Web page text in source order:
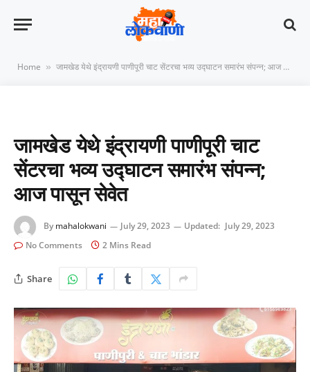
Home » जामखेड येथे इंद्रायणी पाणीपूरी चाट सेंटरचा भव्य उद्घाटन समारंभ संपन्न; आज पासून सेवेत
जामखेड येथे इंद्रायणी पाणीपूरी चाट
सेंटरचा भव्य उद्घाटन समारंभ संपन्न;
आज पासून सेवेत
By mahalokwani July 29, 2023 Updated: July 29, 2023
No Comments
2 Mins Read
Share